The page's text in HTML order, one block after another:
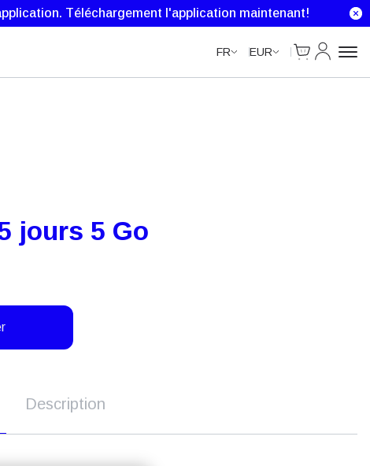
Téléchargement l'application maintenant!
FR EUR
Cart
Mon
jours 5 Go
Description